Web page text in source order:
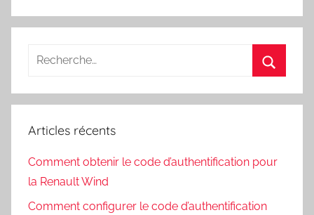
Recherche
:
Articles récents
Comment obtenir le code d’authentification pour
la Renault Wind
Comment configurer le code d’authentification